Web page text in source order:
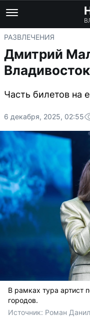
РАЗВЛЕЧЕНИЯ
Дмитрий
Часть билетов на
6 декабря, 2025, 02:55
В рамках тура артист
городов.
Источник: Роман